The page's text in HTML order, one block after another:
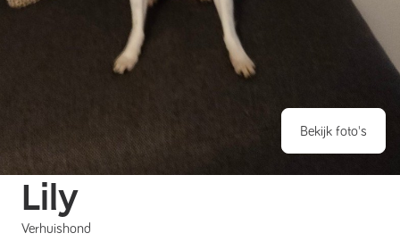
Bekijk foto's
Lily
Verhuishond